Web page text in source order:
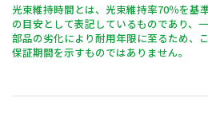
光束維持時間とは、光束維持率70％を基
の目安として表記しているものであり、
部品の劣化により耐用年限に至るため、
保証期間を示すものではありません。